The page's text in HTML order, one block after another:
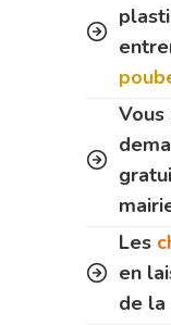
Vous
Les
en
de la